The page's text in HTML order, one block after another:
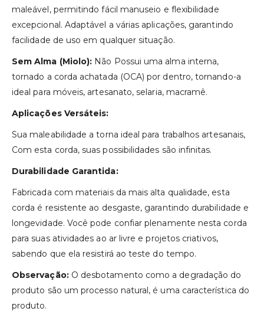
maleável, permitindo fácil manuseio e flexibilidade
excepcional. Adaptável a várias aplicações, garantindo
facilidade de uso em qualquer situação.
Sem Alma (Miolo): Não Possui uma alma interna,
tornado a corda achatada (OCA) por dentro, tornando-a
ideal para móveis, artesanato, selaria, macramê.
Aplicações Versáteis:
Sua maleabilidade a torna ideal para trabalhos artesanais,
Com esta corda, suas possibilidades são infinitas.
Durabilidade Garantida:
Fabricada com materiais da mais alta qualidade, esta
corda é resistente ao desgaste, garantindo durabilidade e
longevidade. Você pode confiar plenamente nesta corda
para suas atividades ao ar livre e projetos criativos,
sabendo que ela resistirá ao teste do tempo.
Observação:O desbotamento como a degradação do
produto são um processo natural, é uma característica do
produto.